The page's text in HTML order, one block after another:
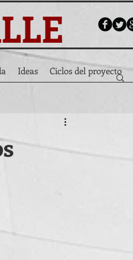
Ideas Ciclos del proyecto